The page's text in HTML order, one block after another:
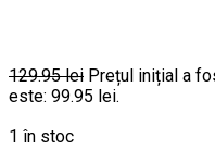
129.95lei Prețul inițial a
este: 99.95 lei.
1 în stoc